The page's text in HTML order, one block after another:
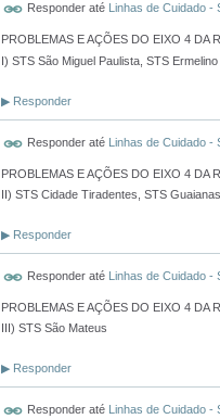
Responder até Linhas de Cuidado -
PROBLEMAS E AÇÕES DO EIXO 4 DA
I) STS São Miguel Paulista, STS
▶ Responder
Responder até Linhas de Cuidado -
PROBLEMAS E AÇÕES DO EIXO 4 DA
II) STS Cidade Tiradentes, STS
▶ Responder
Responder até Linhas de Cuidado -
PROBLEMAS E AÇÕES DO EIXO 4 DA
III) STS São Mateus
▶ Responder
Responder até Linhas de Cuidado -